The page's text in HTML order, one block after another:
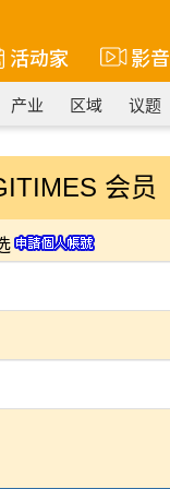
活动家 影音
产业 区域 议题
会员